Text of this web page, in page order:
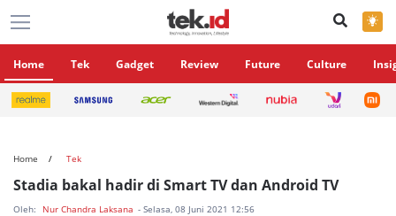
×
Home Tek Gadget Review Future Culture
Home Tek
Stadia bakal hadir di Smart TV dan Android TV
Oleh: Nur Chandra Laksana - Selasa, 08 Juni 2021 12:56